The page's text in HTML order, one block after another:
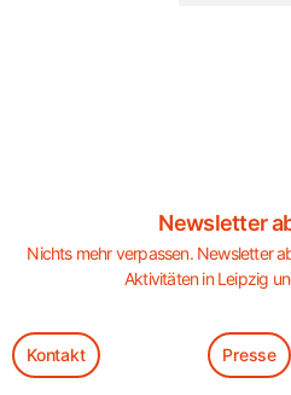
Newsletter
Nichts mehr verpassen. Newsletter
Aktivitäten in Leipzig
Kontakt Presse